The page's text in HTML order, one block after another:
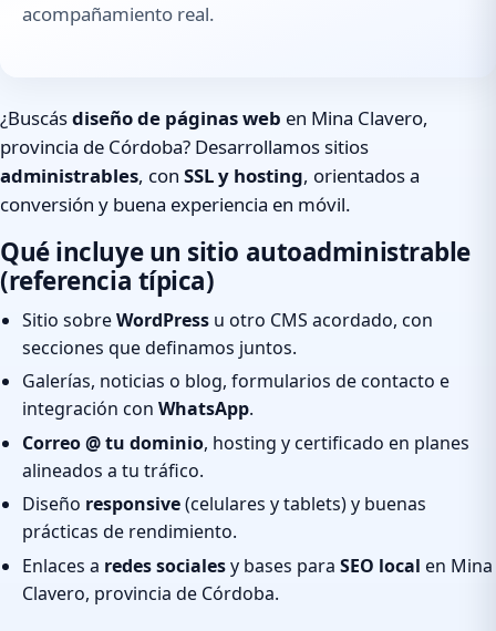
acompañamiento real.
¿Buscásdiseño de páginas web en Mina Clavero,
provincia de Córdoba? Desarrollamos sitios
administrables, con SSL y hosting, orientados a
conversión y buena experiencia en móvil.
Qué incluye un sitio autoadministrable
(referencia típica)
Sitio sobreWordPress u otro CMS acordado, con
secciones que definamos juntos.
Galerías, noticias o blog, formularios de contacto e
integración con WhatsApp.
Correo @ tu dominio, hosting y certificado en planes
alineados a tu tráfico.
Diseño responsive(celulares y tablets) y buenas
prácticas de rendimiento.
Enlaces a redes socialesy bases para SEO local en Mina
Clavero, provincia de Córdoba.